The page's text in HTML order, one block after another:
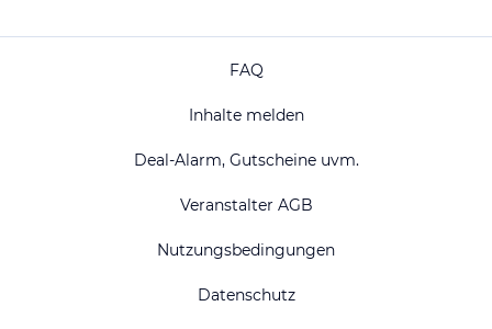
FAQ
Inhalte melden
Deal-Alarm, Gutscheine uvm.
Veranstalter AGB
Nutzungsbedingungen
Datenschutz